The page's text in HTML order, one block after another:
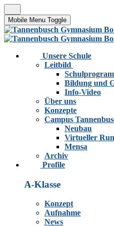
Mobile Menu Toggle
Unsere Schule
Leitbild
Bildung und
Info-Video
Über uns
Konzepte
Campus
Neubau
Virtueller
Mensa
Archiv
Profile
A-Klasse
Konzept
Aufnahme
News